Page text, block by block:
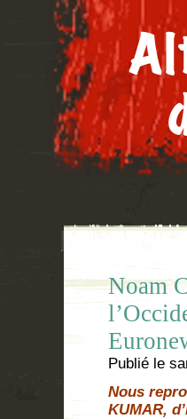
Noam
Publié le
Nous
KUMAR,